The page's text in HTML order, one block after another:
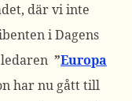
där vi inte
i Dagens
”Europa
har nu gått till